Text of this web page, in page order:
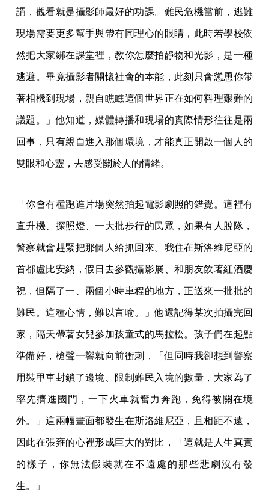
謂，觀看就是攝影師最好的功課。難民危機當前，逃難
現場需要更多幫手與帶有同理心的眼睛，此時若學校依
然把大家綁在課堂裡，教你怎麼拍靜物和光影，是一種
逃避。畢竟攝影者關懷社會的本能，此刻只會慫恿你帶
著相機到現場，親自瞧瞧這個世界正在如何料理艱難的
議題。」他知道，媒體轉播和現場的實際情形往往是兩
回事，只有親自進入那個環境，才能真正開啟一個人的
雙眼和心靈，去感受關於人的情緒。
「你會有種跑進片場突然拍起電影劇照的錯覺。這裡有
直升機、探照燈、一大批步行的民眾，如果有人脫隊，
警察就會趕緊把那個人給抓回來。我住在斯洛維尼亞的
首都盧比安納，假日去參觀攝影展、和朋友飲著紅酒慶
祝，但隔了一、兩個小時車程的地方，正送來一批批的
難民。這種心情，難以言喻。」他還記得某次拍攝完回
家，隔天帶著女兒參加孩童式的馬拉松。孩子們在起點
準備好，槍聲一響就向前衝刺，「但同時我卻想到警察
用裝甲車封鎖了邊境、限制難民入境的數量，大家為了
率先擠進國門，一下火車就奮力奔跑，免得被關在境
外。」這兩幅畫面都發生在斯洛維尼亞，且相距不遠，
因此在張雍的心裡形成巨大的對比，「這就是人生真實
的樣子，你無法假裝就在不遠處的那些悲劇沒有發
生。」